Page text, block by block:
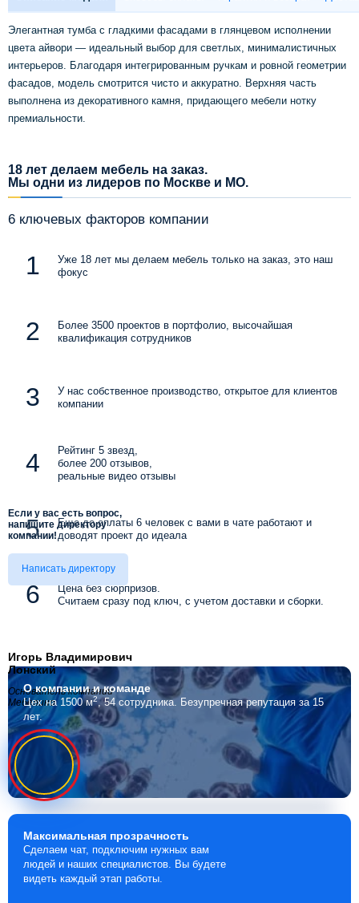
Элегантная тумба с гладкими фасадами в глянцевом исполнении
цвета айвори — идеальный выбор для светлых, минималистичных
интерьеров. Благодаря интегрированным ручкам и ровной геометрии
фасадов, модель смотрится чисто и аккуратно. Верхняя часть
выполнена из декоративного камня, придающего мебели нотку
премиальности.
18 лет делаем мебель на заказ.
Мы одни из лидеров по Москве и МО.
6 ключевых факторов компании
Уже 18 лет мы делаем мебель только на заказ, это наш
фокус
Более 3500 проектов в портфолио, высочайшая
квалификация сотрудников
У нас собственное производство, открытое для клиентов
компании
Рейтинг 5 звезд,
более 200 отзывов,
реальные видео отзывы
Еще до оплаты 6 человек с вами в чате работают и
доводят проект до идеала
Цена без сюрпризов.
Считаем сразу под ключ, с учетом доставки и сборки.
Если у вас есть вопрос,
напишите директору
компании!
Написать директору
Игорь Владимирович
Лонский
Основатель компании
Мебелино
О компаниии команде
Цех на 1500 м2, 54 сотрудника. Безупречная репутация за 15
лет.
Максимальная прозрачность
Сделаем чат, подключим нужных вам
людей и наших специалистов. Вы будете
видеть каждый этап работы.